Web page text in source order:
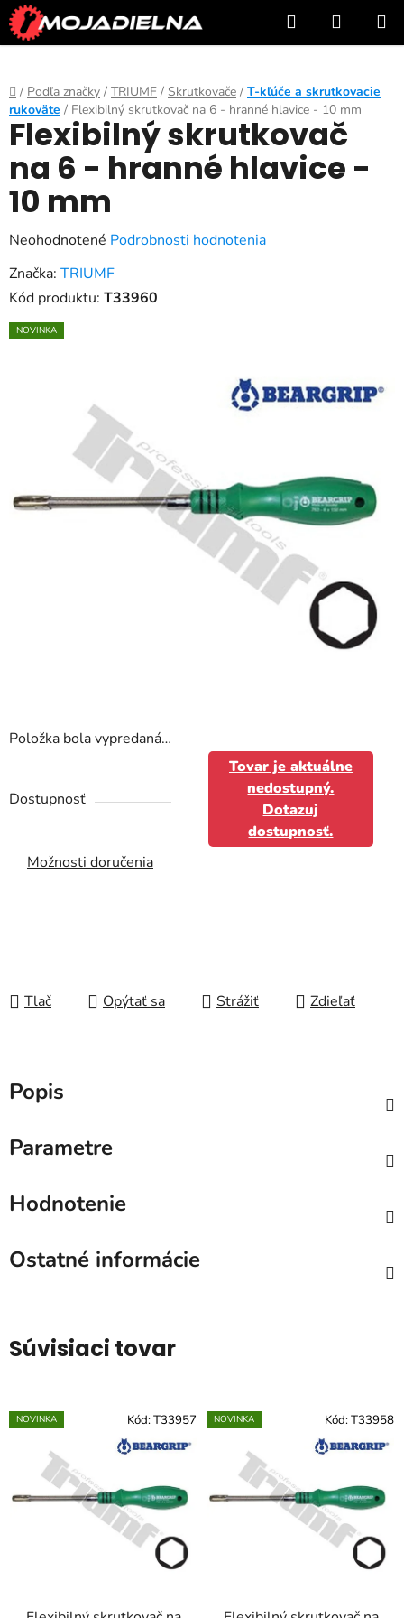
Prejsť
na
obsah
Hľadať
KOŠÍK
Domov
/ Podľa značky / TRIUMF / Skrutkovače / T-kľúče a skrutkovacie
rukoväte / Flexibilný skrutkovač na 6 - hranné hlavice - 10 mm
Položka bola vypredaná…
Dostupnosť
Tovar je aktuálne
nedostupný.
Dotazuj
dostupnosť.
Možnosti doručenia
Tlač Opýtať sa Strážiť Zdieľať
Flexibilný skrutkovač
na 6 - hranné hlavice -
10 mm
Priemerné
hodnotenie
produktu
0,0
Neohodnotené Podrobnosti hodnotenia
Značka: TRIUMF
Kód produktu: T33960
NOVINKA
Popis
Parametre
Hodnotenie
Ostatné informácie
Súvisiaci tovar
NOVINKA Kód:T33957 NOVINKA Kód:T33958